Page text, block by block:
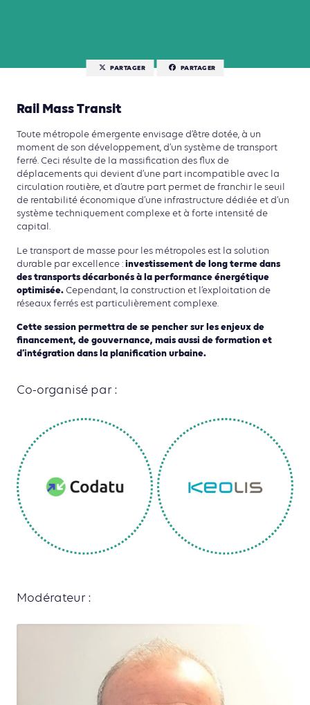
PARTAGER PARTAGER
Rail Mass Transit
Toute métropole émergente envisage d’être dotée, à un
moment de son développement, d’un système de transport
ferré. Ceci résulte de la massification des flux de
déplacements qui devient d’une part incompatible avec la
circulation routière, et d’autre part permet de franchir le seuil
de rentabilité économique d’une infrastructure dédiée et d’un
système techniquement complexe et à forte intensité de
capital.
Le transport de masse pour les métropoles est la solution
durable par excellence : investissement de long terme dans
des transports décarbonés à la performance énergétique
optimisée. Cependant, la construction et l’exploitation de
réseaux ferrés est particulièrement complexe.
Cette session permettra de se pencher sur les enjeux de
financement, de gouvernance, mais aussi de formation et
d’intégration dans la planification urbaine.
Co-organisé par :
Modérateur :